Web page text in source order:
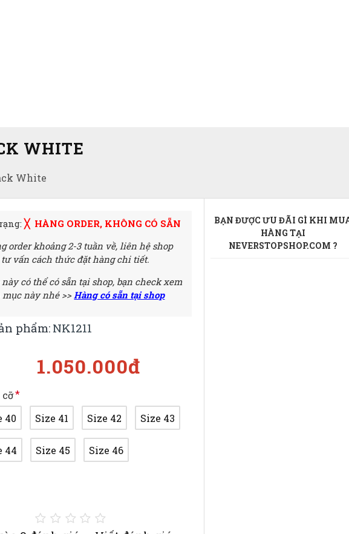
White
WHITE
1.050.000đ
phẩm:NK1211
40
Size 41 Size 42 Size 43
44 Size 45 Size 46
╳ HÀNG ORDER, KHÔNG CÓ SẴN
order khoảng 2-3 tuần về,liên hệ shop
vấn cách thức đặt hàng chi tiết.
có thể có sẵn tại shop, bạn check xem
mục này nhé >>Hàng có sẵn tại shop
BẠN ĐƯỢC ƯU ĐÃI GÌ KHI
HÀNG TẠI
NEVERSTOPSHOP.COM ?